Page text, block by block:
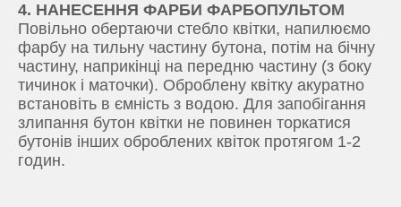
4. НАНЕСЕННЯ ФАРБИ ФАРБОПУЛЬТОМ
Повільно обертаючи стебло квітки, напилюємо
фарбу на тильну частину бутона, потім на бічну
частину, наприкінці на передню частину (з боку
тичинок і маточки). Оброблену квітку акуратно
встановіть в ємність з водою. Для запобігання
злипання бутон квітки не повинен торкатися
бутонів інших оброблених квіток протягом 1-2
годин.